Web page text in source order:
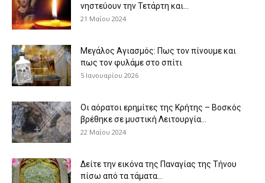
νηστεύουν την Τετάρτη και...
21 Μαΐου 2024
Μεγάλος Αγιασμός: Πως τον πίνουμε και
πως τον φυλάμε στο σπίτι
5 Ιανουαρίου 2026
Οι αόρατοι ερημίτες της Κρήτης – Βοσκός
βρέθηκε σε μυστική Λειτουργία...
22 Μαΐου 2024
Δείτε την εικόνα της Παναγίας της Τήνου
πίσω από τα τάματα...